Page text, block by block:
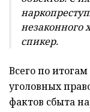
незаконного
спикер.
Всего по
уголовных
фактов сбыта